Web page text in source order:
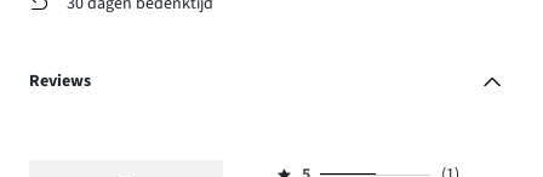
Reviews